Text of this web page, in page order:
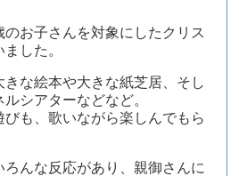
お子さんを対象にしたクリス
した。
な絵本や大きな紙芝居、そし
シアターなどなど。
も、歌いながら楽しんでもら
んな反応があり、親御さんに